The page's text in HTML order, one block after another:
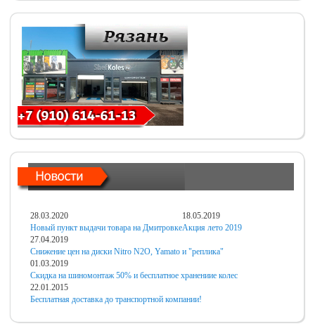
28.03.2020
Новый пункт выдачи товара на Дмитровке
18.05.2019
Акция лето 2019
27.04.2019
Снижение цен на диски Nitro N2O, Yamato и "реплика"
01.03.2019
Скидка на шиномонтаж 50% и бесплатное хранениие колес
22.01.2015
Бесплатная доставка до транспортной компании!